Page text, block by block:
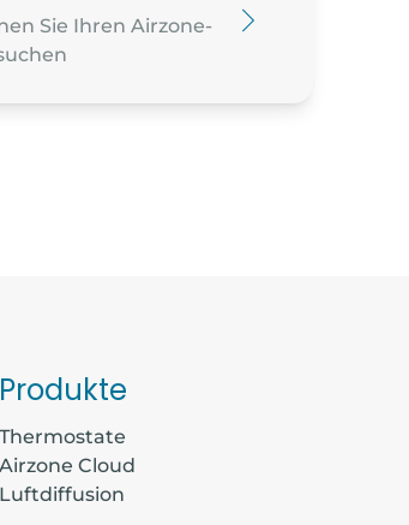
Sie Ihren Airzone-
Produkte
Thermostate
Airzone Cloud
Luftdiffusion